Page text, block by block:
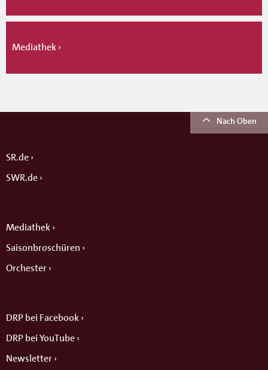
Mediathek
Nach Oben
SR.de
SWR.de
Mediathek
Saisonbroschüren
Orchester
DRP bei Facebook
DRP bei YouTube
Newsletter